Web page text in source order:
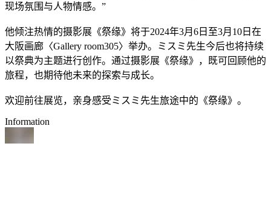
现场氛围与人物情感。”
他倾注热情的摄影展《祭缘》将于2024年3月6日至3月10日在
大阪画廊〈Gallery room305〉举办。ミスミ先生今后也将持续
以祭典为主题进行创作。通过摄影展《祭缘》，既可回顾他的
旅程，也期待他未来的探索与成长。
欢迎前往展览，亲身感受ミスミ先生旅途中的《祭缘》。
Information